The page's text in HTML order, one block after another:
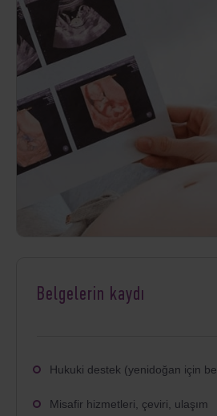
Belgelerin kaydı
Hukuki destek (yenidoğan için
Misafir hizmetleri, çeviri, ulaşım